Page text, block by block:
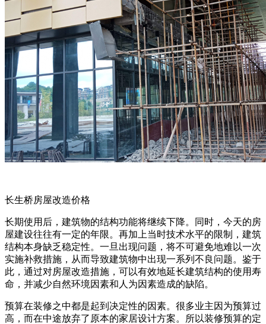
长生桥房屋改造价格
长期使用后，建筑物的结构功能将继续下降。同时，今天的房
屋建设往往有一定的年限。再加上当时技术水平的限制，建筑
结构本身缺乏稳定性。一旦出现问题，将不可避免地难以一次
实施补救措施，从而导致建筑物中出现一系列不良问题。鉴于
此，通过对房屋改造措施，可以有效地延长建筑结构的使用寿
命，并减少自然环境因素和人为因素造成的缺陷。
预算在装修之中都是起到决定性的因素。很多业主因为预算过
高，而在中途放弃了原本的家居设计方案。所以装修预算的定